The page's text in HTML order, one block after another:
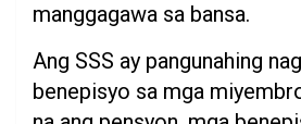
manggagawa sa bansa.
Ang SSS ay pangunahing
benepisyo sa mga